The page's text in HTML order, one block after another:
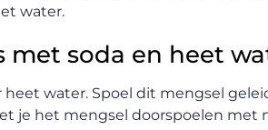
water.
met soda en heet
water. Spoel dit mengsel
je het mengsel doorspoelen met